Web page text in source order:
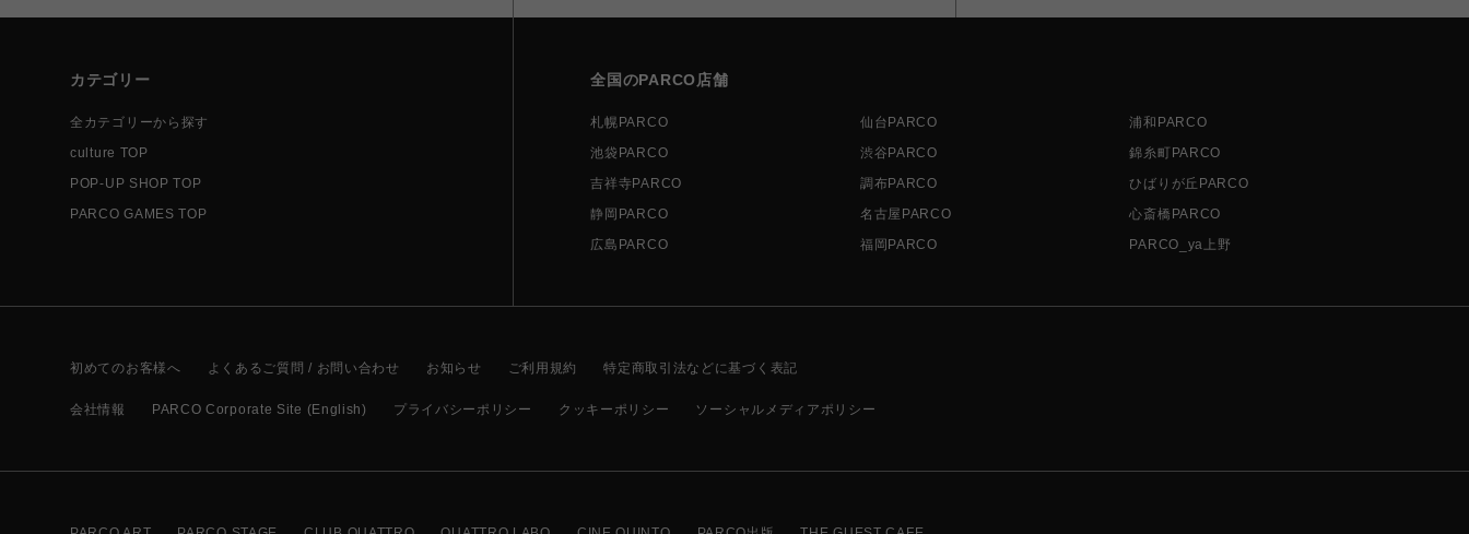
カテゴリー
全カテゴリーから探す
culture TOP
POP-UP SHOP TOP
PARCO GAMES TOP
全国のPARCO店舗
札幌PARCO 仙台PARCO
浦和PARCO
池袋PARCO
渋谷PARCO
錦糸町PARCO
吉祥寺PARCO
調布PARCO
ひばりが丘PARCO
静岡PARCO
名古屋PARCO
心斎橋PARCO
広島PARCO
福岡PARCO PARCO_ya上野
初めてのお客様へ よくあるご質問 / お問い合わせ お知らせ ご利用規約 特定商取引法などに基づく表記
会社情報 PARCO Corporate Site (English) プライバシーポリシー クッキーポリシー ソーシャルメディアポリシー